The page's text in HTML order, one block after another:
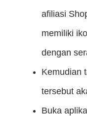
afiliasi
memiliki
dengan
Kemudian
tersebut
Buka